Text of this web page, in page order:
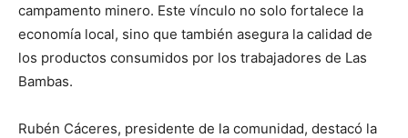
campamento minero. Este vínculo no solo fortalece la
economía local, sino que también asegura la calidad de
los productos consumidos por los trabajadores de Las
Bambas.
Rubén Cáceres, presidente de la comunidad, destacó la